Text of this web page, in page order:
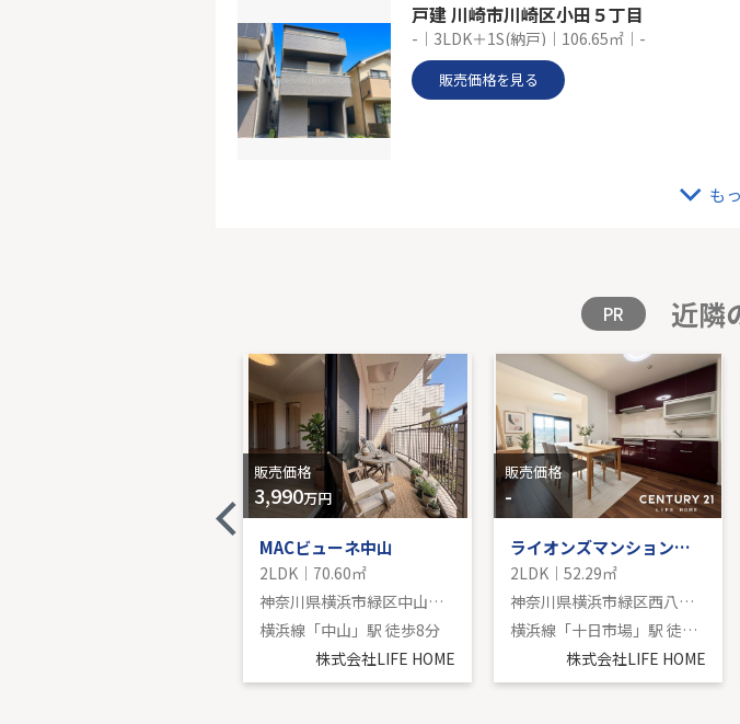
戸建 川崎市川崎区小田５丁目
-｜3LDK＋1S(納戸)｜106.65㎡｜-
販売価格を見る
も
PR 近隣
販売価格
3,990万円
MACビューネ中山
2LDK｜70.60㎡
神奈川県横浜市緑区中山３丁目
横浜線「中山」駅 徒歩8分
株式会社LIFE HOME
販売価格
-
ライオンズマンション十日市場
2LDK｜52.29㎡
神奈川県横浜市緑区西八朔町
横浜線「十日市場」駅 徒歩10分
株式会社LIFE HOME